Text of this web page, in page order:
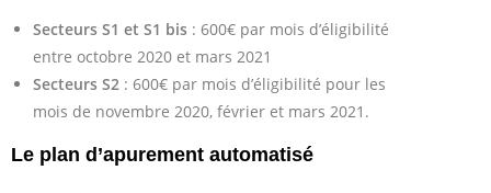
Secteurs S1 et S1 bis : 600€ par mois d’éligibilité
entre octobre 2020 et mars 2021
Secteurs S2 : 600€ par mois d’éligibilité pour les
mois de novembre 2020, février et mars 2021.
Le plan d’apurement automatisé